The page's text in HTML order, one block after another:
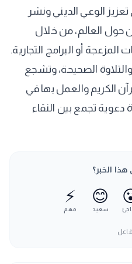
الوعي الديني ونشر
حول العالم، من خلال
أو البرامج التجارية.
الصحيحة، وتشجع
الكريم والعمل بها في
دعوية تجمع بين النقاء
الخبر؟
😊
سعيد
⚡
مهم